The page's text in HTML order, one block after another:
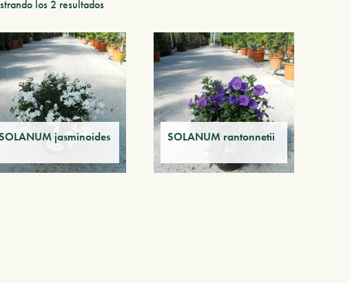
los 2 resultados
jasminoides SOLANUM rantonnetii